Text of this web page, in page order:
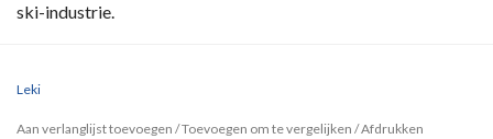
ski-industrie.
Leki
Aan verlanglijst toevoegen /Toevoegen om te vergelijken /Afdrukken